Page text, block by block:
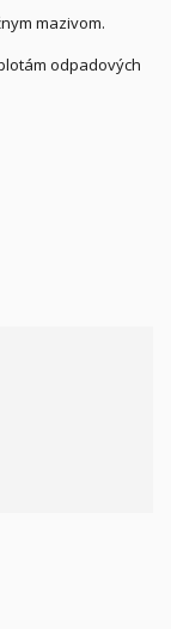
mazivom.
odpadových